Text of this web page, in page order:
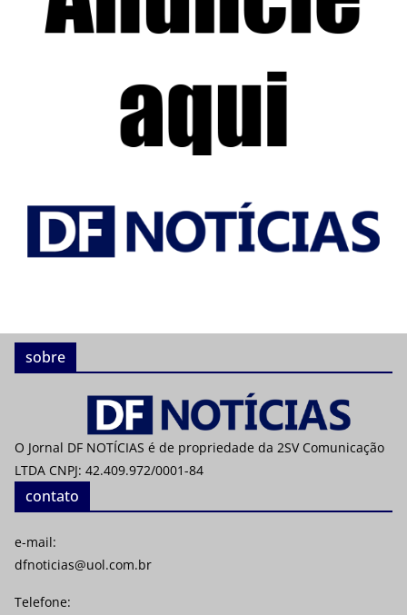
sobre
O Jornal DF NOTÍCIAS é de propriedade da 2SV Comunicação
LTDA CNPJ: 42.409.972/0001-84
contato
e-mail:
dfnoticias@uol.com.br
Telefone: